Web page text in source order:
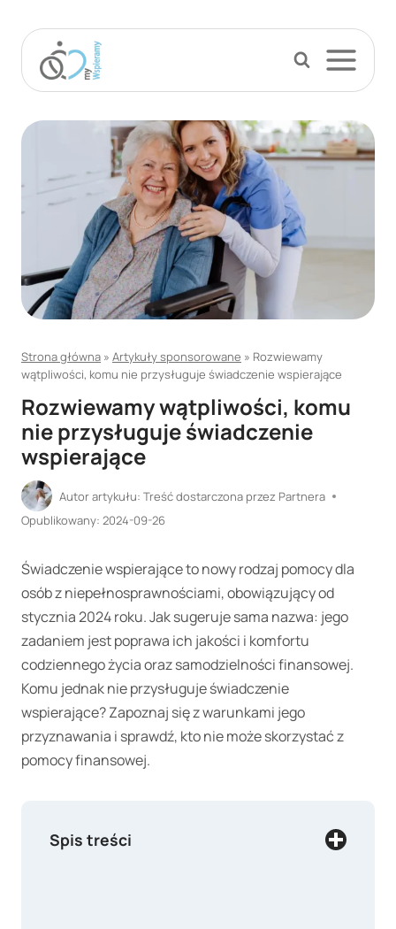
Strona główna » Artykuły sponsorowane » Rozwiewamy
wątpliwości, komu nie przysługuje świadczenie wspierające
Rozwiewamy wątpliwości, komu
nie przysługuje świadczenie
wspierające
Autor artykułu: Treść dostarczona przez Partnera
Opublikowany: 2024-09-26
Świadczenie wspierające to nowy rodzaj pomocy dla
osób z niepełnosprawnościami, obowiązujący od
stycznia 2024 roku. Jak sugeruje sama nazwa: jego
zadaniem jest poprawa ich jakości i komfortu
codziennego życia oraz samodzielności finansowej.
Komu jednak nie przysługuje świadczenie
wspierające? Zapoznaj się z warunkami jego
przyznawania i sprawdź, kto nie może skorzystać z
pomocy finansowej.
Spis treści